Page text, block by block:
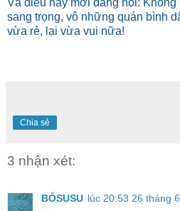
Và điều này mới đáng nói:
sang trọng, vô những quán bình
vừa rẻ, lại vừa vui nữa!
Chia sẻ
3 nhận xét:
BỐSUSU lúc 20:53 26 tháng